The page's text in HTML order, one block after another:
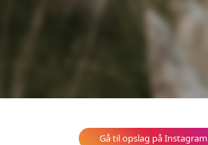
Gå til opslag på Instagram